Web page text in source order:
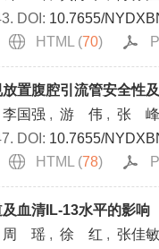
DOI: 10.7655/
HTML (70)
置腹腔引流管安全性
李国强 , 游 伟 , 张 峰
DOI: 10.7655/
HTML (78)
血清IL-13水平的影响
周 瑶 , 徐 红 , 张佳敏